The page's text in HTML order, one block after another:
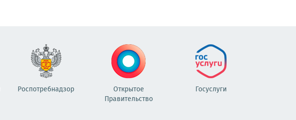
Роспотребнадзор
Открытое
Правительство
Госуслуги